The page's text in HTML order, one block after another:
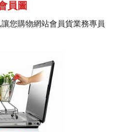
員圖
您購物網站會員貨業務專員